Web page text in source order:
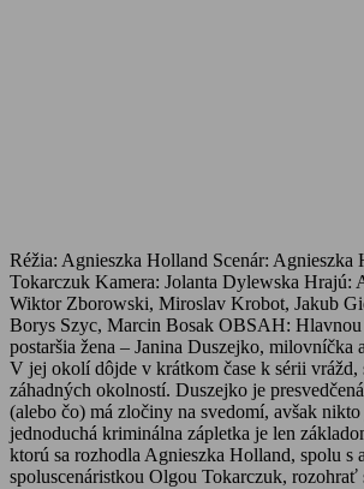
Réžia: Agnieszka Holland Scenár: Agnieszka
Tokarczuk Kamera: Jolanta Dylewska Hrajú:
Wiktor Zborowski, Miroslav Krobot, Jakub
Borys Szyc, Marcin Bosak OBSAH:
postaršia žena – Janina Duszejko, milovníčka
V jej okolí dôjde v krátkom čase k sérii vrážd,
záhadných okolností. Duszejko je
(alebo čo) má zločiny na svedomí, avšak
jednoduchá kriminálna zápletka je len
ktorú sa rozhodla Agnieszka Holland, spolu s
spoluscenáristkou Olgou Tokarczuk, rozohrať